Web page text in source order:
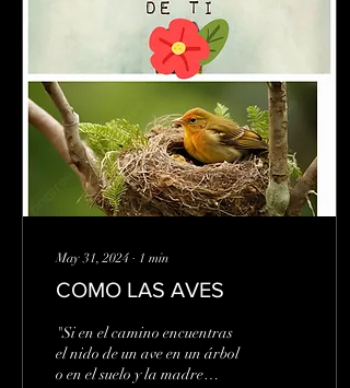
May 31, 2024 ∙ 1 min
COMO LAS AVES
"Si en el camino encuentras
el nido de un ave en un árbol
o en el suelo y la madre